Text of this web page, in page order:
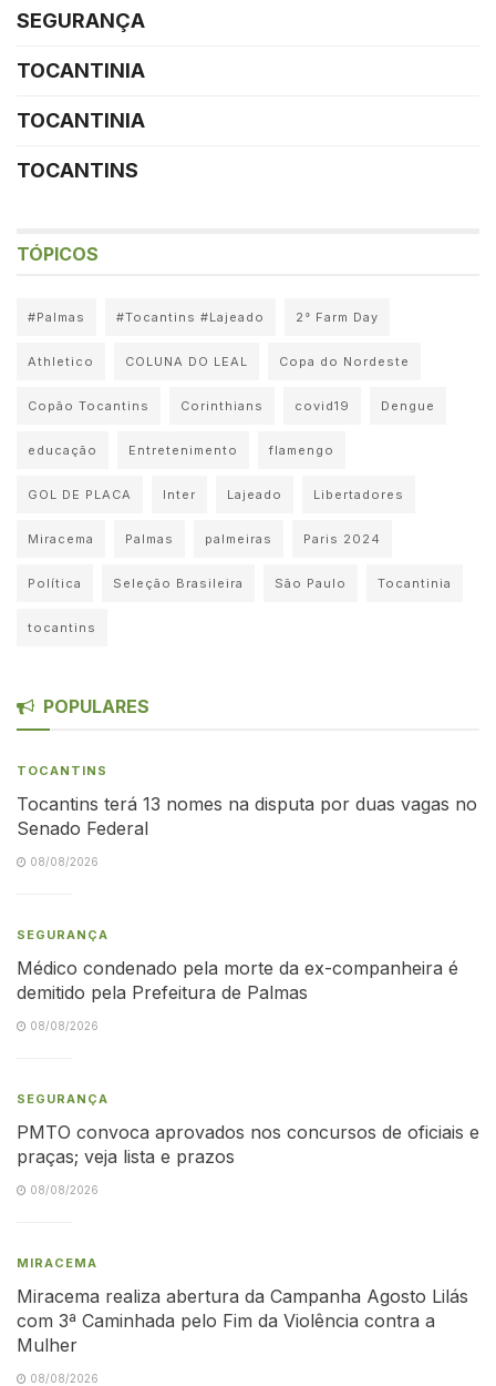
SEGURANÇA
TOCANTINIA
TOCANTINIA
TOCANTINS
TÓPICOS
#Palmas #Tocantins #Lajeado 2° Farm Day
Athletico COLUNA DO LEAL Copa do Nordeste
Copão Tocantins Corinthians covid19 Dengue
educação Entretenimento flamengo
GOL DE PLACA Inter Lajeado Libertadores
Miracema Palmas palmeiras Paris 2024
Política Seleção Brasileira São Paulo Tocantinia
tocantins
POPULARES
TOCANTINS
Tocantins terá 13 nomes na disputa por duas vagas no
Senado Federal
08/08/2026
SEGURANÇA
Médico condenado pela morte da ex-companheira é
demitido pela Prefeitura de Palmas
08/08/2026
SEGURANÇA
PMTO convoca aprovados nos concursos de oficiais e
praças; veja lista e prazos
08/08/2026
MIRACEMA
Miracema realiza abertura da Campanha Agosto Lilás
com 3ª Caminhada pelo Fim da Violência contra a
Mulher
08/08/2026